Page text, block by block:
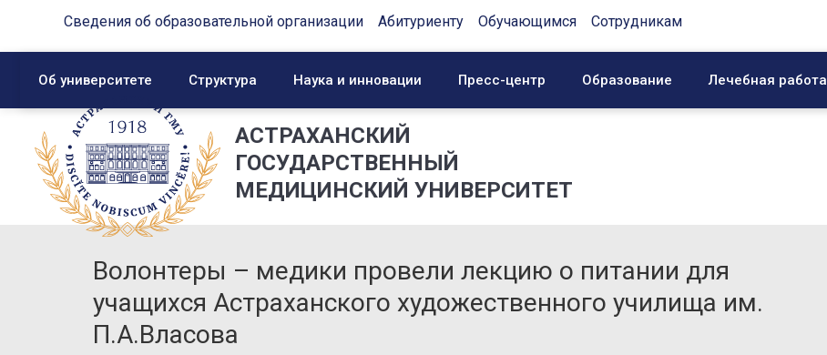
Сведения об образовательной организации Абитуриенту Обучающимся Сотрудникам
Об университете Структура Наука и инновации Пресс-центр Образование Лечебная работа
АСТРАХАНСКИЙ
ГОСУДАРСТВЕННЫЙ
МЕДИЦИНСКИЙ УНИВЕРСИТЕТ
Волонтеры – медики провели лекцию о питании для
учащихся Астраханского художественного училища им.
П.А.Власова